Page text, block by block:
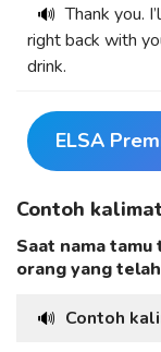
🔊 Thank you.
right back with
drink.
ELSA
Contoh
Saat nama
orang yang
🔊 Contoh